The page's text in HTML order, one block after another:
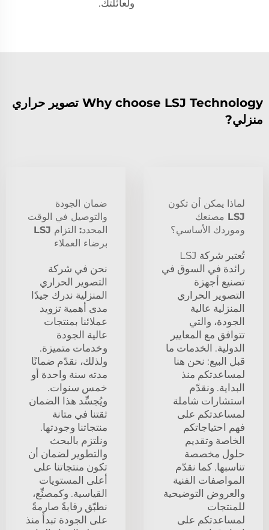
ولعائلتك.
Why choose LSJ Technology تصوير حراري
منزلي?
لماذا يمكن أن تكون
LSJ مصنعك
وموردك الأساسي؟
تُعتبر شركة LSJ
رائدة في السوق في
تصنيع أجهزة
التصوير الحراري
المنزلية عالية
الجودة، والتي
تتوافق مع المعايير
الدولية. الخدمات ما
قبل البيع: نحن هنا
لمساعدتكم منذ
البداية. ونقدّم
استشارات شاملة
لمساعدتكم على
فهم احتياجاتكم
الخاصة وتقديم
حلول مخصصة
تناسبها. كما نقدّم
المواصفات الفنية
والعروض التوضيحية
للمنتجات
لمساعدتكم على
ضمان الجودة
والتوصيل في الوقت
المحدد: التزام LSJ
برضاء العملاء
نحن في شركة
التصوير الحراري
المنزلية ندرك جيدًا
مدى أهمية تزويد
عملائنا بمنتجات
عالية الجودة
وخدمات متميزة.
ولذلك، نقدّم ضمانًا
مدته سنة واحدة أو
خمس سنوات.
ويُجسِّد هذا الضمان
ثقتنا في متانة
منتجاتنا وجودتها.
ونلتزم بالبحث
والتطوير لضمان أن
تكون منتجاتنا على
أعلى المستويات
القياسية. وكمصنِّع،
نطبّق رقابةً صارمةً
على الجودة تبدأ منذ